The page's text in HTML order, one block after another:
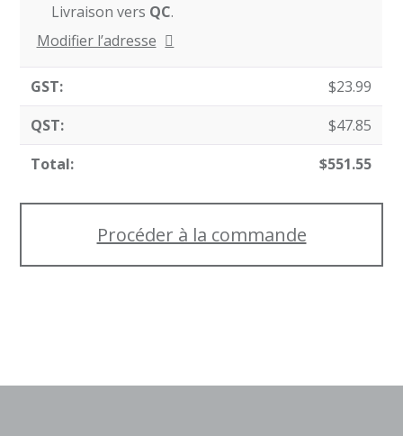
Livraison vers QC.
Modifier l’adresse
$23.99
$47.85
$551.55
Procéder à la commande